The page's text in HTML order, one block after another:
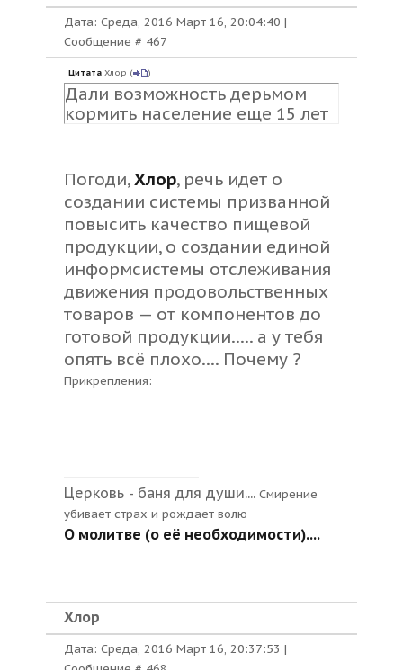
Дата: Среда, 2016 Март 16, 20:04:40 |
Сообщение # 467
Цитата Хлор ( )
Дали возможность дерьмом
кормить население еще 15 лет
Погоди,Хлор, речь идет о
создании системы призванной
повысить качество пищевой
продукции, о создании единой
информсистемы отслеживания
движения продовольственных
товаров — от компонентов до
готовой продукции..... а у тебя
опять всё плохо.... Почему ?
Прикрепления:
Церковь - баня для души.... Смирение
убивает страх и рождает волю
О молитве (о её необходимости)....
Хлор
Дата: Среда, 2016 Март 16, 20:37:53 |